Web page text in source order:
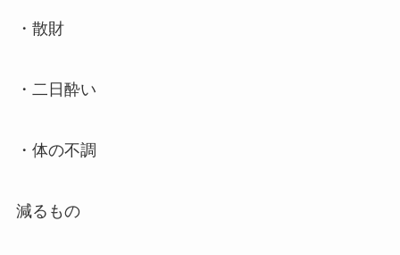
・散財
・二日酔い
・体の不調
減るもの